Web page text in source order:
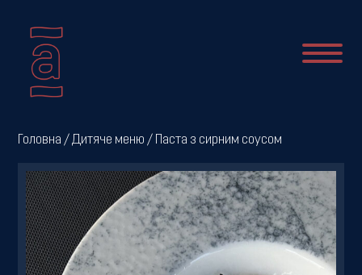
Про
нас
Новини
Головна /Дитяче меню / Паста з сирним соусом